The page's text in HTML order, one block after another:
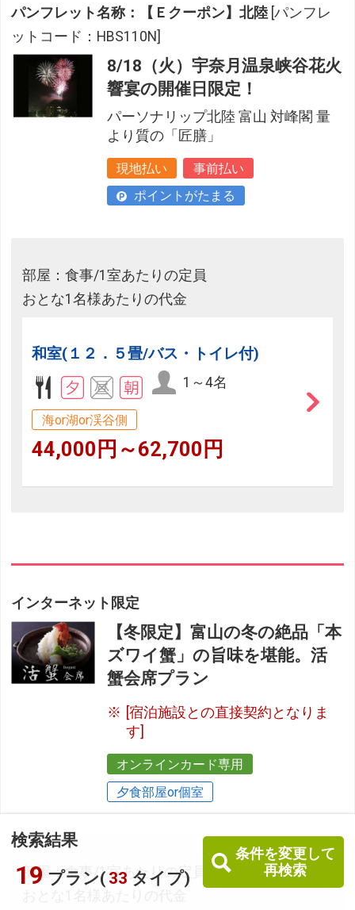
検索結果
19 プラン( 33 タイプ)
条件を変更して
再検索
パンフレット名称：【Ｅクーポン】北陸 [パンフレ
ットコード：HBS110N]
8/18（火）宇奈月温泉峡谷花火
響宴の開催日限定！
パーソナリップ北陸 富山 対峰閣 量
より質の「匠膳」
現地払い
事前払い
ポイントがたまる
部屋：食事/1室あたりの定員
おとな1名様あたりの代金
和室(１２．５畳/バス・トイレ付)
1～4名
海or湖or渓谷側
44,000円～62,700円
インターネット限定
【冬限定】富山の冬の絶品「本
ズワイ蟹」の旨味を堪能。活
蟹会席プラン
[宿泊施設との直接契約となりま
す]
オンラインカード専用
夕食部屋or個室
部屋：食事/1室あたりの定員